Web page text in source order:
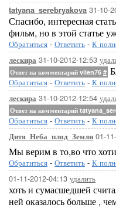
tatyana_serebryakova 31-10-
Спасибо, интересная
фильм, но в этой статье
Обратиться - Ответить - К
лескира 31-10-2012-12:53
Ответ на комментарий vilen76 #
Обратиться - Ответить - К
лескира 31-10-2012-12:54
Ответ на комментарий
Обратиться - Ответить - К
Дитя_Неба_плод_Земли 01-
Мы верим в то,во что
Обратиться - Ответить - К
01-11-2012-04:13 удалить
хоть и сумасшедшей
ней оказалось больше ,